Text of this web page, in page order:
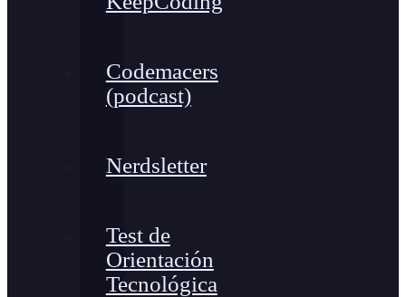
Codemacers
(podcast)
Nerdsletter
Test de
Orientación
Tecnológica